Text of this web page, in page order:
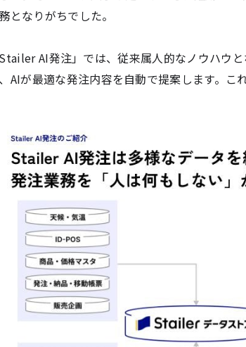
となりがちでした。
Stailer AI発注」では、従来属人的なノウハウ
AIが最適な発注内容を自動で提案します。